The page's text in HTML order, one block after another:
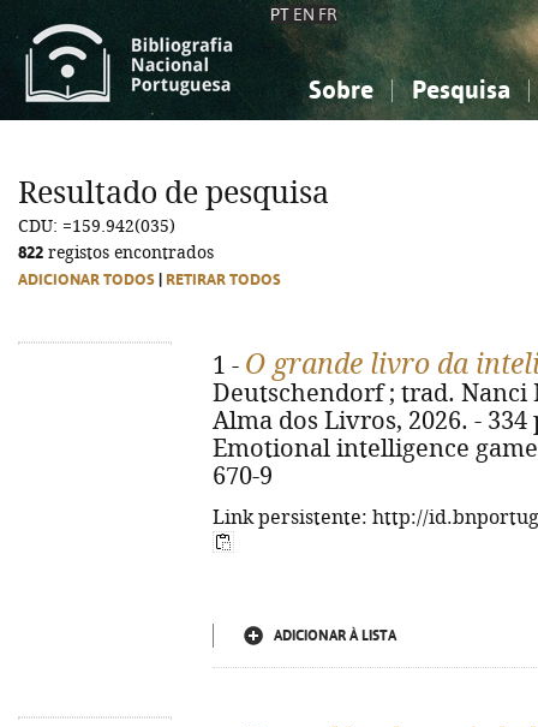
PT EN FR
Sobre Pesquisa
Ciências sociais...
Ciências sociais...
Resultado de pesquisa
CDU: =159.942(035)
822 registos encontrados
ADICIONAR TODOS RETIRAR TODOS
1 - O grande livro da
Deutschendorf ; trad. Nanci
Alma dos Livros, 2026. -
Emotional intelligence game
670-9
Link persistente: http://
ADICIONAR À LISTA